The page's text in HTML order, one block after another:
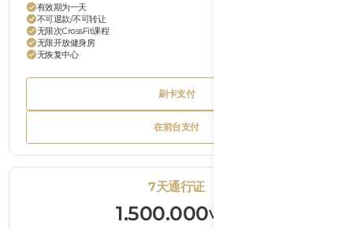
有效期为一天
不可退款/不可转让
无限次CrossFit课程
无限开放健身房
无恢复中心
Button
Text
刷卡支付
刷卡支付
Button
Text
在前台支付
在前台支付
7天通行证
1.500.000VND